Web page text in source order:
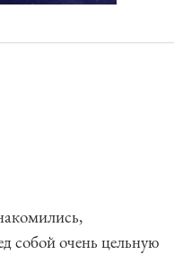
собой очень цельную